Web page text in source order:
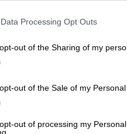
Processing Opt Outs
out of the Sharing of my
out of the Sale of my Personal
out of processing my